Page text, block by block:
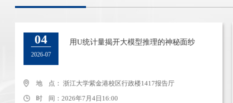
04
2026-07
用U统计量揭开大模型推理的神秘面纱
地 点： 浙江大学紫金港校区行政楼1417报告厅
时 间：2026年7月4日16:00
11
2025-07
第三届全国统计与数据科学联合会议
地 点： 杭州太虚湖假日酒店
时 间：2025年7月11日-13日